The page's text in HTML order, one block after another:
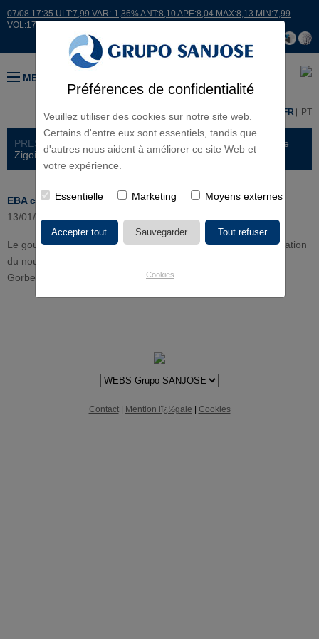
Préférences de confidentialité
Veuillez utiliser des cookies sur notre site web.
Certains d'entre eux sont essentiels, tandis que
d'autres nous aident à améliorer ce site Web et
votre expérience.
Essentielle Marketing Moyens externes
Cookies
07/08 17:35 ULT:7,99 VAR:-1,36% ANT:8,10 APE:8,04 MAX:8,13 MIN:7,99
VOL:17664
MENU
ES FR PT
PRESS ROOM > NEWS
> EBA construira le CEP Gorbeia de
Zigoiti-Gopegi, Álava
EBA construira le CEP Gorbeia de Zigoiti-Gopegi, Álava
13/01/2010
Le gouvernement Basque a attribué á EBA le chantier d´édification
du nouveau Centre d´ Education Infantile et Primaire (CEP)
Gorbeia de Zigoiti-Gopegi, Álava.
Contact| Mention lï¿½gale Cookies